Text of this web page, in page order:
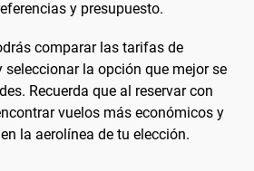
y presupuesto.
comparar las tarifas de
seleccionar la opción que mejor se
Recuerda que al reservar con
vuelos más económicos y
la aerolínea de tu elección.